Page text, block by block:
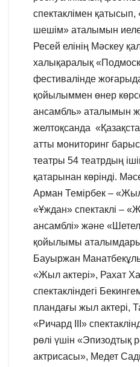
спектаклімен қатысып,
шешім» аталымын
Ресей елінің Мәскеу
халықаралық
фестивалінде
қойылыммен өнер
ансамбль» аталымын
желтоқсанда
атты мониторинг
театры 54 театрдың
қатарынан көрінді.
Арман Темірбек –
«Ұждан» спектаклі –
ансамблі» және
қойылымы
Бауыржан
«Жыл актері», Рахат
спектакліндегі
пландағы жыл актері,
«Ричард ІІІ»
рөлі үшін «Эпизодтық
актрисасы», Медет